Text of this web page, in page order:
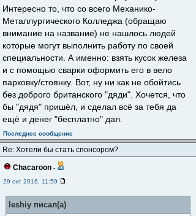
Интересно то, что со всего Механико-
Металлургического Колледжа (обращаю
внимание на название) не нашлось людей
которые могут выполнить работу по своей
специальности. А именно: взять кусок железа
и с помощью сварки оформить его в вело
парковку/стоянку. Вот, ну ни как не обойтись
без доброго британского "дяди". Хочется, что
бы "дядя" пришёл, и сделал всё за тебя да
ещё и денег "бесплатно" дал.
Последнее сообщение
Re: Хотели бы стать спонсором?
Chacaroon -
29 окт 2016, 11:59
leshiy писал(а)